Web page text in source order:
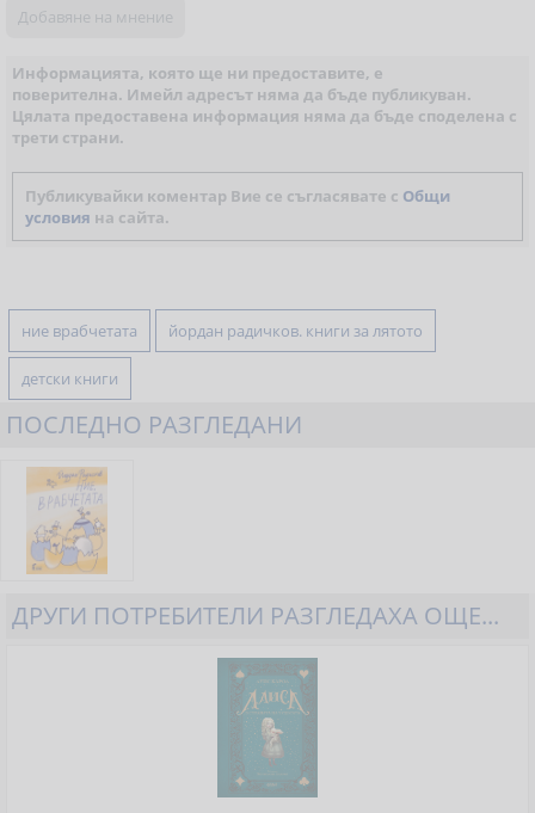
Информацията, която ще ни предоставите, е
поверителна. Имейл адресът няма да бъде публикуван.
Цялата предоставена информация няма да бъде споделена с
трети страни.
Публикувайки коментар Вие се съгласявате с Общи
условия на сайта.
ние врабчетата йордан радичков. книги за лятото
детски книги
ПОСЛЕДНО РАЗГЛЕДАНИ
ДРУГИ ПОТРЕБИТЕЛИ РАЗГЛЕДАХА ОЩЕ...